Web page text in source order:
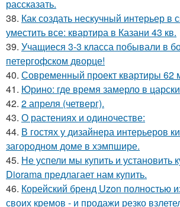
рассказать.
38. Как создать нескучный интерьер в
уместить все: квартира в Казани 43 кв.
39. Учащиеся 3-3 класса побывали в
петергофском дворце!
40. Современный проект квартиры 62
41. Юрино: где время замерло в
42. 2 апреля (четверг).
43. О растениях и одиночестве:
44. В гостях у дизайнера интерьеров
загородном доме в хэмпшире.
45. Не успели мы купить и установить
Diorama предлагает нам купить.
46. Корейский бренд Uzon полностью
своих кремов - и продажи резко